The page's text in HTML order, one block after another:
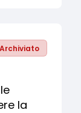
Archiviato
la